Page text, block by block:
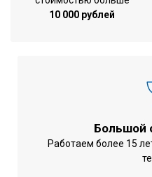
Потребляемая
Габариты внутреннего
Вес внутреннего блока
Минимальный
10 000 рублей
Большой
Работаем более 15